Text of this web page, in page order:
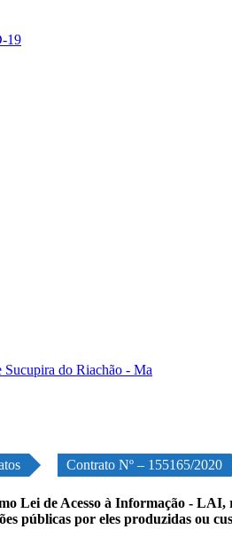
19
Contrato Nº – 155165/2020
Lei de Acesso à Informação -
públicas por eles produzidas ou